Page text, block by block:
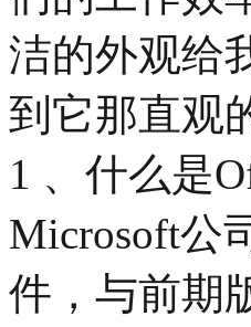
洁的外观给
到它那直观
1 、什么是
Microsoft公
件，与前期